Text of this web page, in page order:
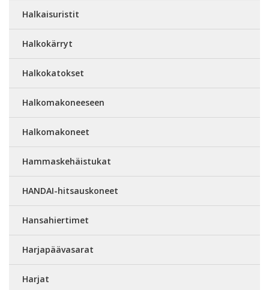
Halkaisuristit
Halkokärryt
Halkokatokset
Halkomakoneeseen
Halkomakoneet
Hammaskehäistukat
HANDAI-hitsauskoneet
Hansahiertimet
Harjapäävasarat
Harjat